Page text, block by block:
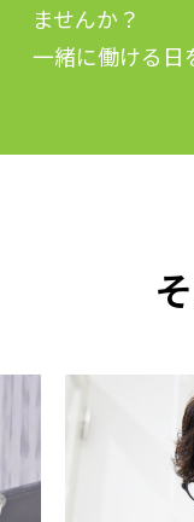
ませんか？
一緒に働ける日